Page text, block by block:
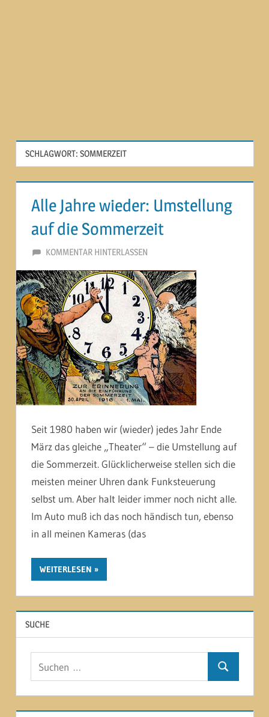
SCHLAGWORT: SOMMERZEIT
Alle Jahre wieder: Umstellung
auf die Sommerzeit
29. MÄRZ 2015
MARTINA BERG
KOMMENTAR HINTERLASSEN
Seit 1980 haben wir (wieder) jedes Jahr Ende
März das gleiche „Theater“ – die Umstellung auf
die Sommerzeit. Glücklicherweise stellen sich die
meisten meiner Uhren dank Funksteuerung
selbst um. Aber halt leider immer noch nicht alle.
Im Auto muß ich das noch händisch tun, ebenso
in all meinen Kameras (das
WEITERLESEN
SUCHE
Suchen